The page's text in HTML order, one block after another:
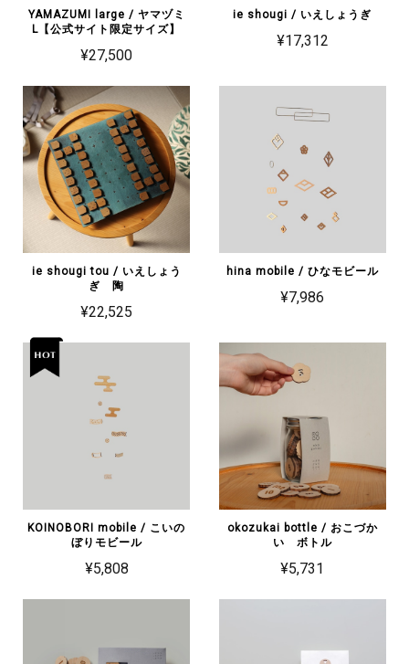
YAMAZUMI large / ヤマヅミ
L【公式サイト限定サイズ】
¥27,500
ie shougi / いえしょうぎ
¥17,312
ie shougi tou / いえしょう
ぎ 陶
¥22,525
hina mobile / ひなモビール
¥7,986
KOINOBORI mobile / こいの
ぼりモビール
¥5,808
okozukai bottle / おこづか
い ボトル
¥5,731